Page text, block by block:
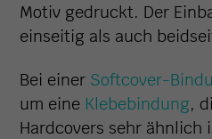
Motiv gedruckt. Der
einseitig als auch
Bei einer Softcover-
um eine Klebebindung,
Hardcovers sehr ähnlich